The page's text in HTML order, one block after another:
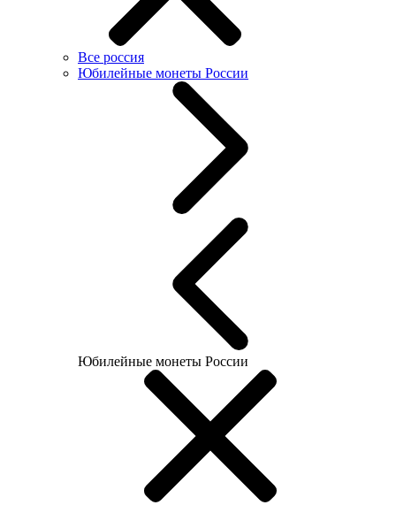
Все россия
Юбилейные монеты России
Юбилейные монеты России